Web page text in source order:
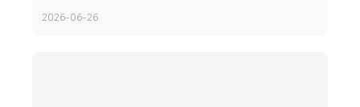
2026-06-26